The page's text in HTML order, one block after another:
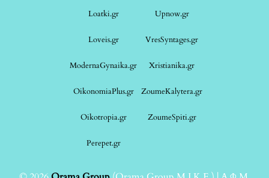
Loatki.gr Upnow.gr
Loveis.gr VresSyntages.gr
ModernaGynaika.gr Xristianika.gr
OikonomiaPlus.gr ZoumeKalytera.gr
Oikotropia.gr ZoumeSpiti.gr
Perepet.gr